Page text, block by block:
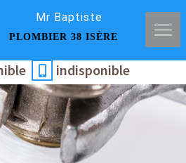
Mr Baptiste
PLOMBIER 38 ISÈRE
indisponible